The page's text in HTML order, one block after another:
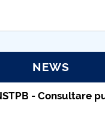
NEWS
- Consultare